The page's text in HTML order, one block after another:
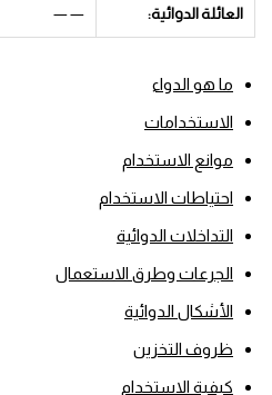
العائلة الدوائية: — —
ما هو الدواء
الاستخدامات
موانع الاستخدام
احتياطات الاستخدام
التداخلات الدوائية
الجرعات وطرق الاستعمال
الأشكال الدوائية
ظروف التخزين
كيفية الاستخدام